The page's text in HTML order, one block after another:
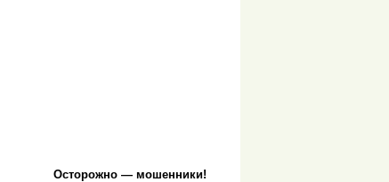
Осторожно — мошенники!